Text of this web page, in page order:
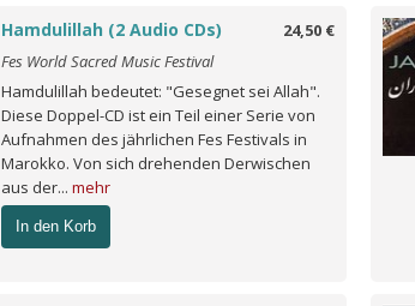
24,50 €
Hamdulillah (2 Audio CDs)
Fes World Sacred Music Festival
Hamdulillah bedeutet: "Gesegnet sei Allah".
Diese Doppel-CD ist ein Teil einer Serie von
Aufnahmen des jährlichen Fes Festivals in
Marokko. Von sich drehenden Derwischen
aus der... mehr
In den Korb